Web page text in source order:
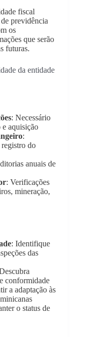
fiscal
previdência
os
que serão
futuras.
da entidade
: Necessário
e aquisição
:
do
anuais de
: Verificações
mineração,
: Identifique
das
conformidade
a adaptação às
o status de